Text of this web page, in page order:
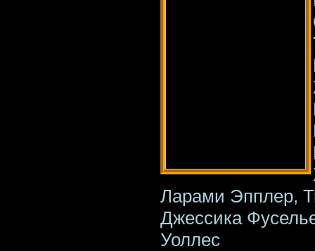
Ларами Эпплер,
Джессика
Уоллес